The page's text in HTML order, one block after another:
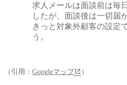
求人メールは面談前は毎
したが、面談後は一切届
きっと対象外顧客の設定
う。
（引用： Googleマップ ）